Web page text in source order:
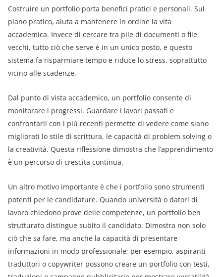
Costruire un portfolio porta benefici pratici e personali. Sul
piano pratico, aiuta a mantenere in ordine la vita
accademica. Invece di cercare tra pile di documenti o file
vecchi, tutto ciò che serve è in un unico posto, e questo
sistema fa risparmiare tempo e riduce lo stress, soprattutto
vicino alle scadenze.
Dal punto di vista accademico, un portfolio consente di
monitorare i progressi. Guardare i lavori passati e
confrontarli con i più recenti permette di vedere come siano
migliorati lo stile di scrittura, le capacità di problem solving o
la creatività. Questa riflessione dimostra che l’apprendimento
è un percorso di crescita continua.
Un altro motivo importante è che i portfolio sono strumenti
potenti per le candidature. Quando università o datori di
lavoro chiedono prove delle competenze, un portfolio ben
strutturato distingue subito il candidato. Dimostra non solo
ciò che sa fare, ma anche la capacità di presentare
informazioni in modo professionale; per esempio, aspiranti
traduttori o copywriter possono creare un portfolio con testi,